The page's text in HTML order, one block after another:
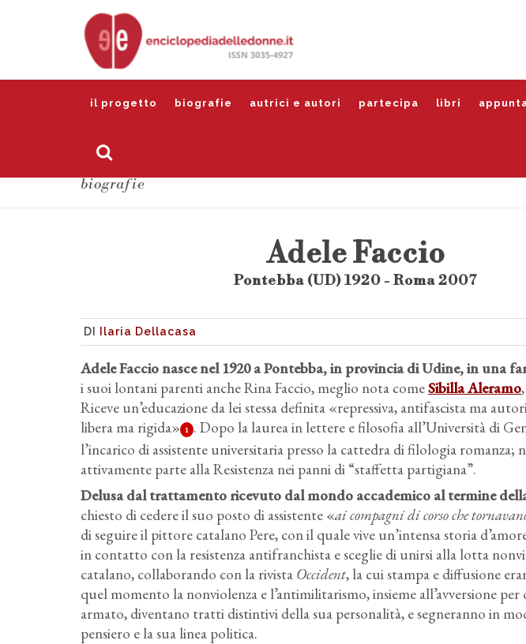
il progetto biografie autrici e autori partecipa libri
biografie
Manifesto per la
conferenza
Adele Faccio
Pontebba (UD) 1920 - Roma 2007
DI Ilaria Dellacasa
Adele Faccio nasce nel 1920 a Pontebba, in provincia di Udine, in una
i suoi lontani parenti anche Rina Faccio, meglio nota comeSibilla Aleramo
Riceve un’educazione da lei stessa definita «repressiva, antifascista ma
libera ma rigida» 1 . Dopo la laurea in lettere e filosofia all’Università di
l’incarico di assistente universitaria presso la cattedra di filologia
attivamente parte alla Resistenza nei panni di “staffetta partigiana”.
Delusa dal trattamento ricevuto dal mondo accademico al termine
chiesto di cedere il suo posto di assistente «ai compagni di corso che
di seguire il pittore catalano Pere, con il quale vive un’intensa storia
in contatto con la resistenza antifranchista e sceglie di unirsi alla lotta
catalano, collaborando con la rivista Occident, la cui stampa e diffusione
quel momento la nonviolenza e l’antimilitarismo, insieme all’avversione
armato, diventano tratti distintivi della sua personalità, e segneranno in
pensiero e la sua linea politica.